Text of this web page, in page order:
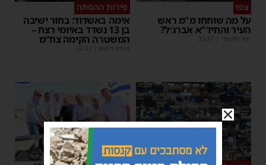
צפו
על מה שוחחו מ"מ ראש
העיר והחיד"א אברג׳ל?
יוסי יחזקאלי 23:37
פירות ההסתה
אימה באשדוד: בחור ישיבה
בן 13 נשדד באיומי רצח –
המשטרה הקימה צח”מ
מנחם דויטש 22:32